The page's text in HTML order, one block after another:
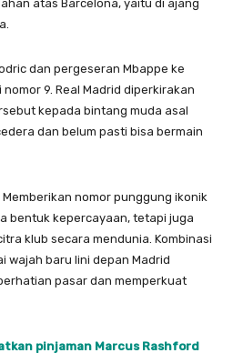
atas Barcelona, yaitu di ajang
dan pergeseran Mbappe ke
9. Real Madrid diperkirakan
kepada bintang muda asal
dan belum pasti bisa bermain
nomor punggung ikonik
bentuk kepercayaan, tetapi juga
klub secara mendunia. Kombinasi
wajah baru lini depan Madrid
pasar dan memperkuat
pinjaman Marcus Rashford